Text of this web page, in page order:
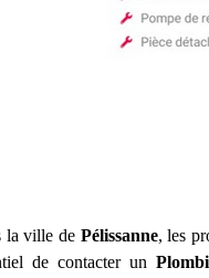
la ville de Pélissanne, les
de contacter un